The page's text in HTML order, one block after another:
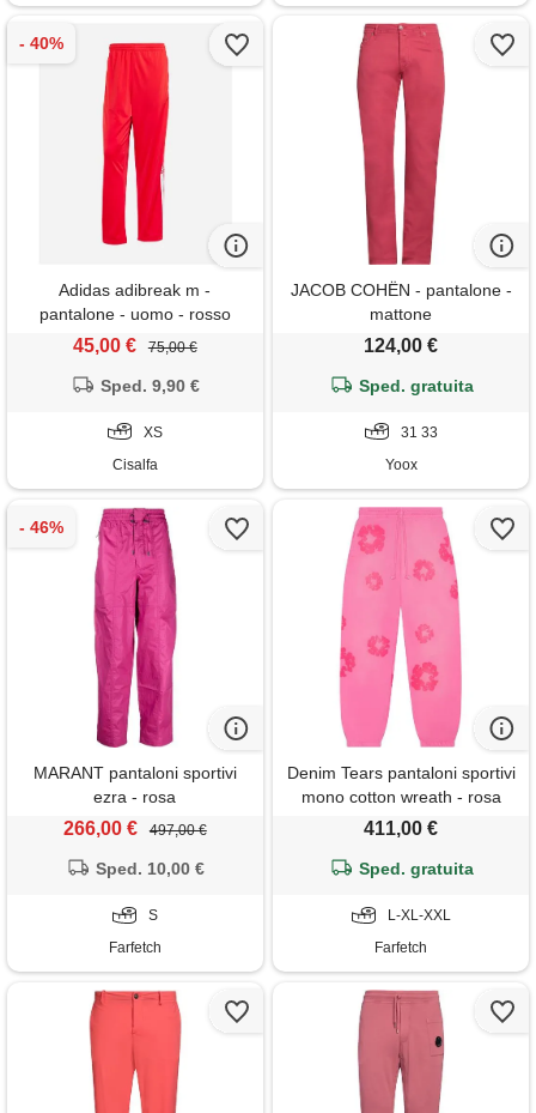
Adidas adibreak m -
pantalone - uomo - rosso
45,00 € 75,00 €
Sped. 9,90 €
XS
Cisalfa
JACOB COHЁN - pantalone -
mattone
124,00 €
Sped. gratuita
31 33
Yoox
MARANT pantaloni sportivi
ezra - rosa
266,00 € 497,00 €
Sped. 10,00 €
S
Farfetch
Denim Tears pantaloni sportivi
mono cotton wreath - rosa
411,00 €
Sped. gratuita
L-XL-XXL
Farfetch